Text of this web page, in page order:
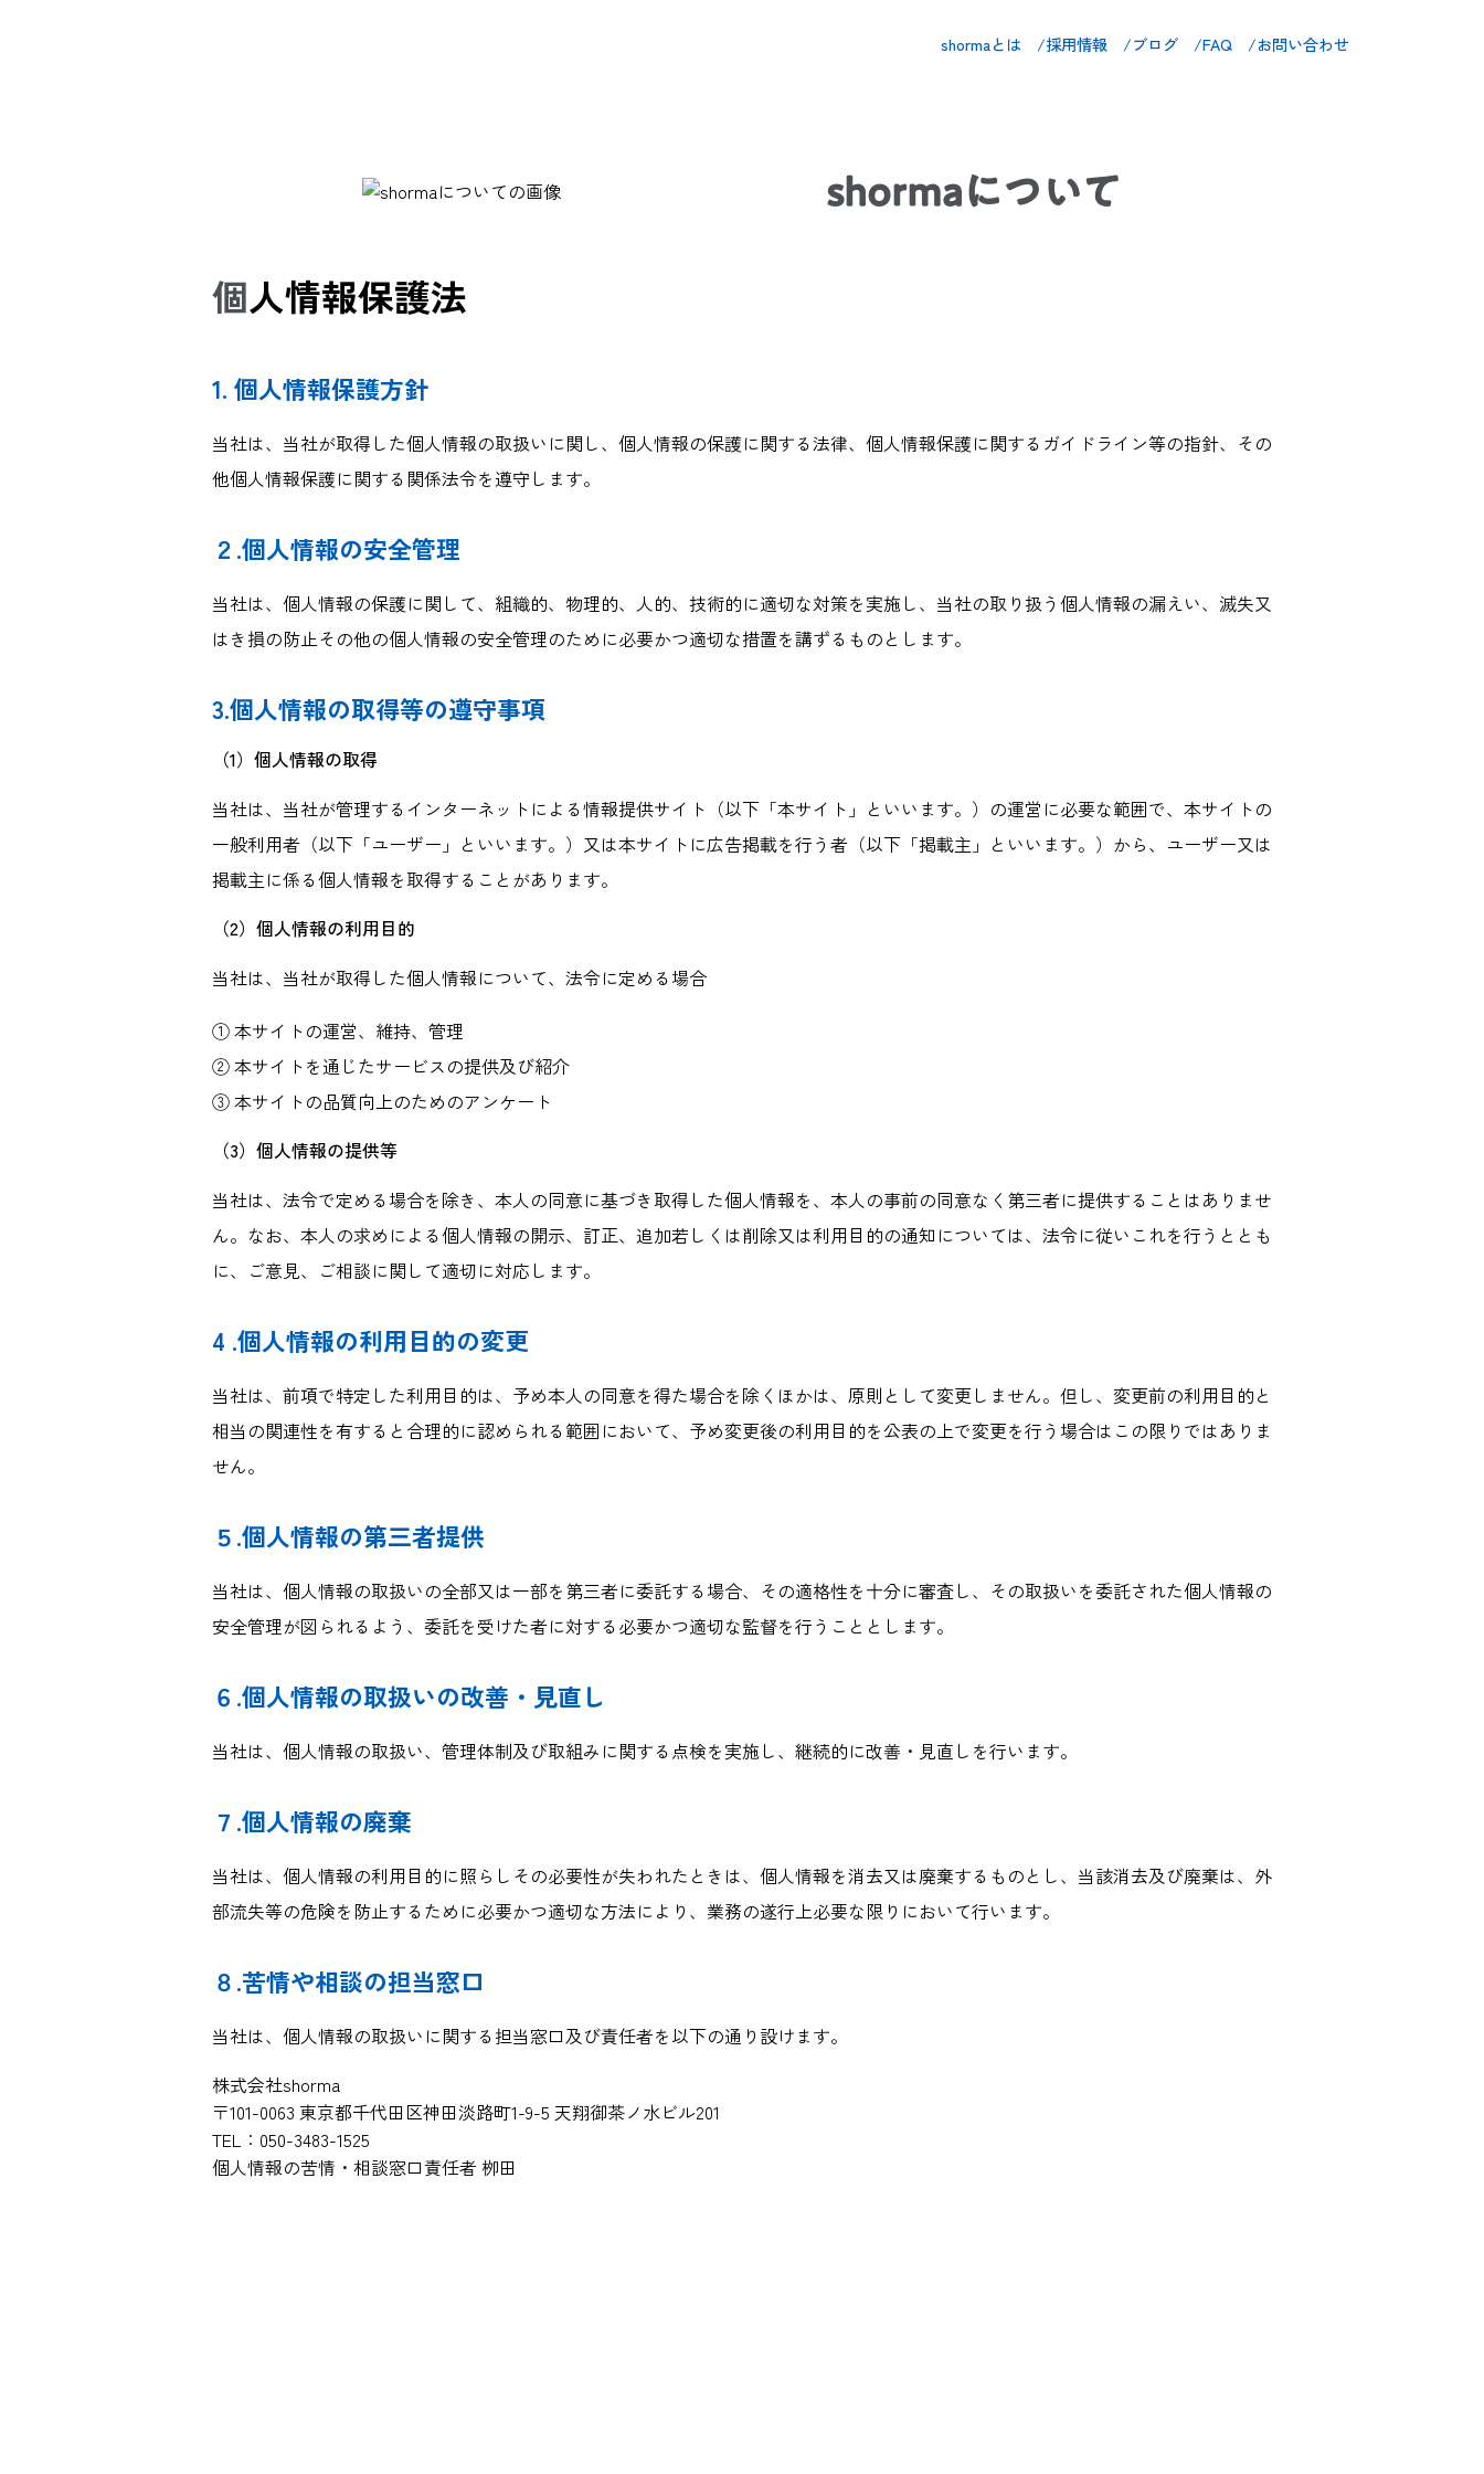
shormaとは /採用情報 /ブログ /FAQ /お問い合わせ
shormaについて
個人情報保護法
1. 個人情報保護方針
当社は、当社が取得した個人情報の取扱いに関し、個人情報の保護に関する法律、個人情報保護に関するガイドライン等の指針、その
他個人情報保護に関する関係法令を遵守します。
２.個人情報の安全管理
当社は、個人情報の保護に関して、組織的、物理的、人的、技術的に適切な対策を実施し、当社の取り扱う個人情報の漏えい、滅失又
はき損の防止その他の個人情報の安全管理のために必要かつ適切な措置を講ずるものとします。
3.個人情報の取得等の遵守事項
（1）個人情報の取得
当社は、当社が管理するインターネットによる情報提供サイト（以下「本サイト」といいます。）の運営に必要な範囲で、本サイトの
一般利用者（以下「ユーザー」といいます。）又は本サイトに広告掲載を行う者（以下「掲載主」といいます。）から、ユーザー又は
掲載主に係る個人情報を取得することがあります。
（2）個人情報の利用目的
当社は、当社が取得した個人情報について、法令に定める場合
① 本サイトの運営、維持、管理
② 本サイトを通じたサービスの提供及び紹介
③ 本サイトの品質向上のためのアンケート
（3）個人情報の提供等
当社は、法令で定める場合を除き、本人の同意に基づき取得した個人情報を、本人の事前の同意なく第三者に提供することはありませ
ん。なお、本人の求めによる個人情報の開示、訂正、追加若しくは削除又は利用目的の通知については、法令に従いこれを行うととも
に、ご意見、ご相談に関して適切に対応します。
4 .個人情報の利用目的の変更
当社は、前項で特定した利用目的は、予め本人の同意を得た場合を除くほかは、原則として変更しません。但し、変更前の利用目的と
相当の関連性を有すると合理的に認められる範囲において、予め変更後の利用目的を公表の上で変更を行う場合はこの限りではありま
せん。
５.個人情報の第三者提供
当社は、個人情報の取扱いの全部又は一部を第三者に委託する場合、その適格性を十分に審査し、その取扱いを委託された個人情報の
安全管理が図られるよう、委託を受けた者に対する必要かつ適切な監督を行うこととします。
６.個人情報の取扱いの改善・見直し
当社は、個人情報の取扱い、管理体制及び取組みに関する点検を実施し、継続的に改善・見直しを行います。
７.個人情報の廃棄
当社は、個人情報の利用目的に照らしその必要性が失われたときは、個人情報を消去又は廃棄するものとし、当該消去及び廃棄は、外
部流失等の危険を防止するために必要かつ適切な方法により、業務の遂行上必要な限りにおいて行います。
８.苦情や相談の担当窓口
当社は、個人情報の取扱いに関する担当窓口及び責任者を以下の通り設けます。
株式会社shorma
〒101-0063 東京都千代田区神田淡路町1-9-5 天翔御茶ノ水ビル201
TEL：050-3483-1525
個人情報の苦情・相談窓口責任者 栁田